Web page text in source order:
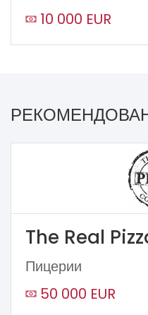
10 000 EUR
The Real
Пицерии
50 000 EUR